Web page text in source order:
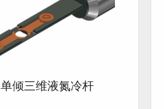
单倾三维液氮冷杆